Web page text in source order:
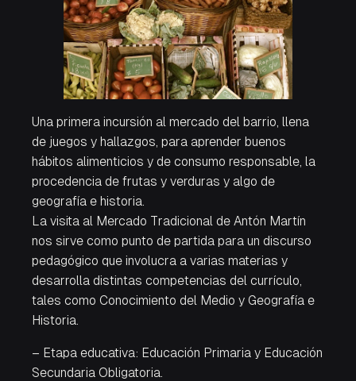
Una primera incursión al mercado del barrio, llena
de juegos y hallazgos, para aprender buenos
hábitos alimenticios y de consumo responsable, la
procedencia de frutas y verduras y algo de
geografía e historia.
La visita al Mercado Tradicional de Antón Martín
nos sirve como punto de partida para un discurso
pedagógico que involucra a varias materias y
desarrolla distintas competencias del currículo,
tales como Conocimiento del Medio y Geografía e
Historia.
– Etapa educativa: Educación Primaria y Educación
Secundaria Obligatoria.